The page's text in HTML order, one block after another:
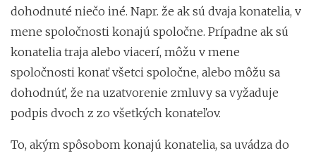
dohodnuté niečo iné. Napr. že ak sú dvaja konatelia, v
mene spoločnosti konajú spoločne. Prípadne ak sú
konatelia traja alebo viacerí, môžu v mene
spoločnosti konať všetci spoločne, alebo môžu sa
dohodnúť, že na uzatvorenie zmluvy sa vyžaduje
podpis dvoch z zo všetkých konateľov.
To, akým spôsobom konajú konatelia, sa uvádza do